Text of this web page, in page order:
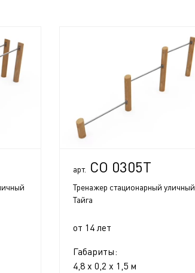
арт. СО 0305Т
Тренажер стационарный уличный
Тайга
от 14 лет
Габариты:
4,8 x 0,2 x 1,5 м